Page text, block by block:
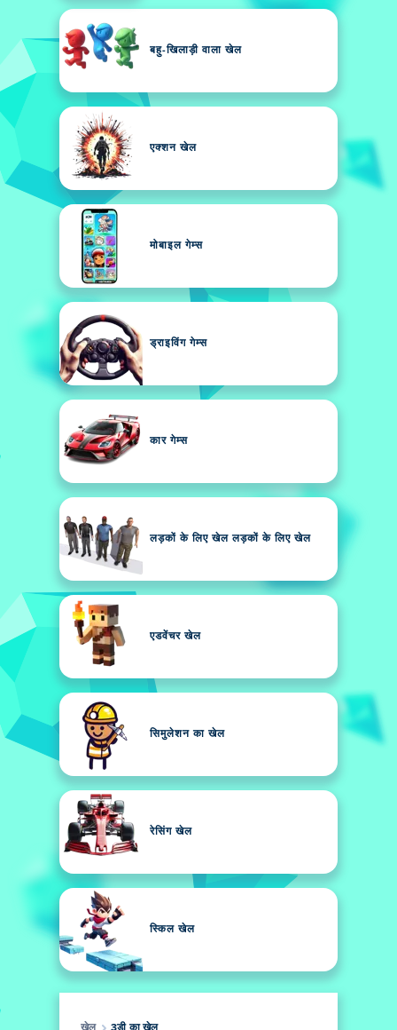
बहु-खिलाड़ी वाला खेल
एक्शन खेल
मोबाइल गेम्स
ड्राइविंग गेम्स
कार गेम्स
लड़कों के लिए खेल लड़कों के लिए खेल
एडवेंचर खेल
सिमुलेशन का खेल
रेसिंग खेल
स्किल खेल